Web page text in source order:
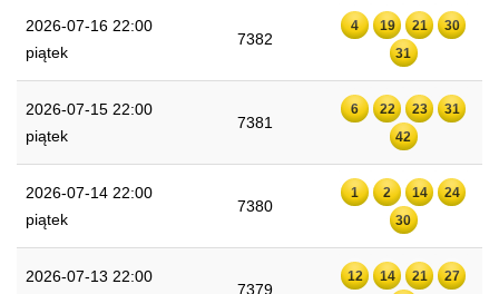
2026-07-16 22:00
piątek
7382
4 19 21
30
31
2026-07-15 22:00
piątek
7381
6 22 23
31
42
2026-07-14 22:00
piątek
7380
1 2 14
24
30
2026-07-13 22:00
7379
12 14 21
27